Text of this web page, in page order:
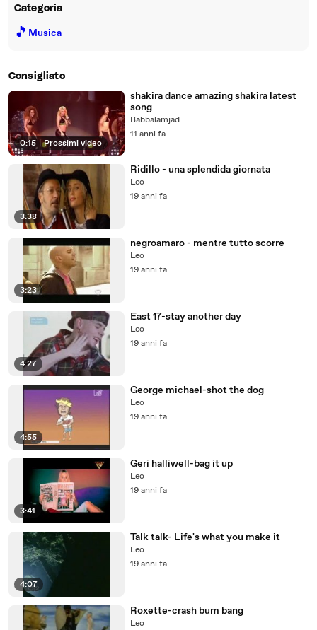
Categoria
🎵 Musica
Consigliato
0:15 Prossimi video
shakira dance amazing shakira latest
song
Babbalamjad
11 anni fa
3:38
Ridillo - una splendida giornata
Leo
19 anni fa
3:23
negroamaro - mentre tutto scorre
Leo
19 anni fa
4:27
East 17-stay another day
Leo
19 anni fa
4:55
George michael-shot the dog
Leo
19 anni fa
3:41
Geri halliwell-bag it up
Leo
19 anni fa
4:07
Talk talk- Life's what you make it
Leo
19 anni fa
Roxette-crash bum bang
Leo